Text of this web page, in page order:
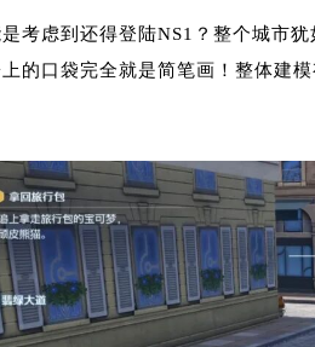
考虑到还得登陆NS1？整个城市
的口袋完全就是简笔画！整体建